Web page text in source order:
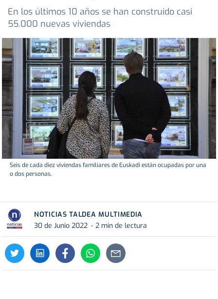
En los últimos 10 años se han construido casi
55.000 nuevas viviendas
Seis de cada diez viviendas familiares de Euskadi están ocupadas por una
o dos personas.
NOTICIAS TALDEA MULTIMEDIA
30 de Junio 2022
2 min de lectura